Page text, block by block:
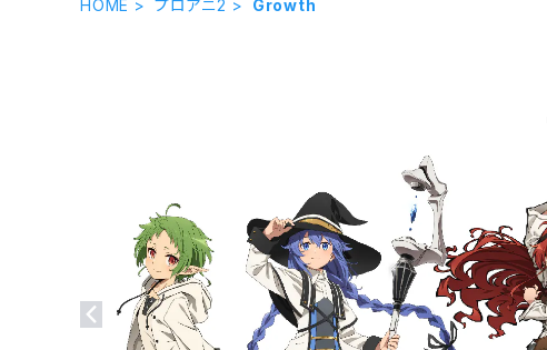
HOME プロアニ2 Growth